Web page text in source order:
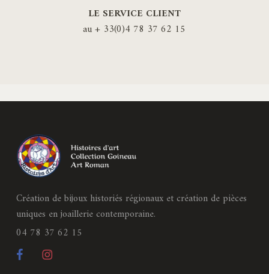
LE SERVICE CLIENT
au + 33(0)4 78 37 62 15
Création de bijoux historiés régionaux et création de pièces
uniques en joaillerie contemporaine.
04 78 37 62 15